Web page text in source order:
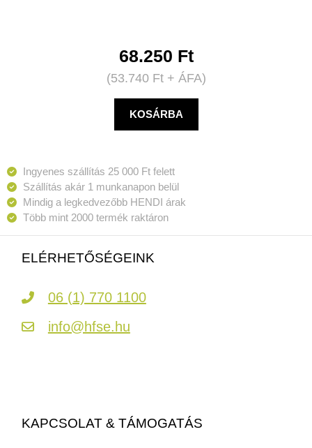
68.250 Ft
(53.740 Ft+ ÁFA)
KOSÁRBA
Ingyenes szállítás 25 000 Ft felett
Szállítás akár 1 munkanapon belül
Mindig a legkedvezőbb HENDI árak
Több mint 2000 termék raktáron
ELÉRHETŐSÉGEINK
06 (1) 770 1100
info@hfse.hu
KAPCSOLAT & TÁMOGATÁS